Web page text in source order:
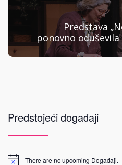
Predstava
ponovno
Predstojeći događaji
There are no upcoming Događaji.